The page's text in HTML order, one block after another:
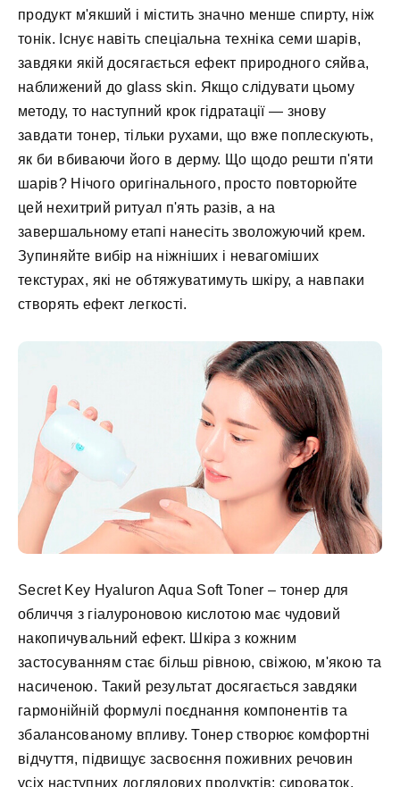
продукт м'якший і містить значно менше спирту, ніж
тонік. Існує навіть спеціальна техніка семи шарів,
завдяки якій досягається ефект природного сяйва,
наближений до glass skin. Якщо слідувати цьому
методу, то наступний крок гідратації — знову
завдати тонер, тільки рухами, що вже поплескують,
як би вбиваючи його в дерму. Що щодо решти п'яти
шарів? Нічого оригінального, просто повторюйте
цей нехитрий ритуал п'ять разів, а на
завершальному етапі нанесіть зволожуючий крем.
Зупиняйте вибір на ніжніших і невагоміших
текстурах, які не обтяжуватимуть шкіру, а навпаки
створять ефект легкості.
Secret Key Hyaluron Aqua Soft Toner – тонер для
обличчя з гіалуроновою кислотою має чудовий
накопичувальний ефект. Шкіра з кожним
застосуванням стає більш рівною, свіжою, м'якою та
насиченою. Такий результат досягається завдяки
гармонійній формулі поєднання компонентів та
збалансованому впливу. Тонер створює комфортні
відчуття, підвищує засвоєння поживних речовин
усіх наступних доглядових продуктів: сироваток,